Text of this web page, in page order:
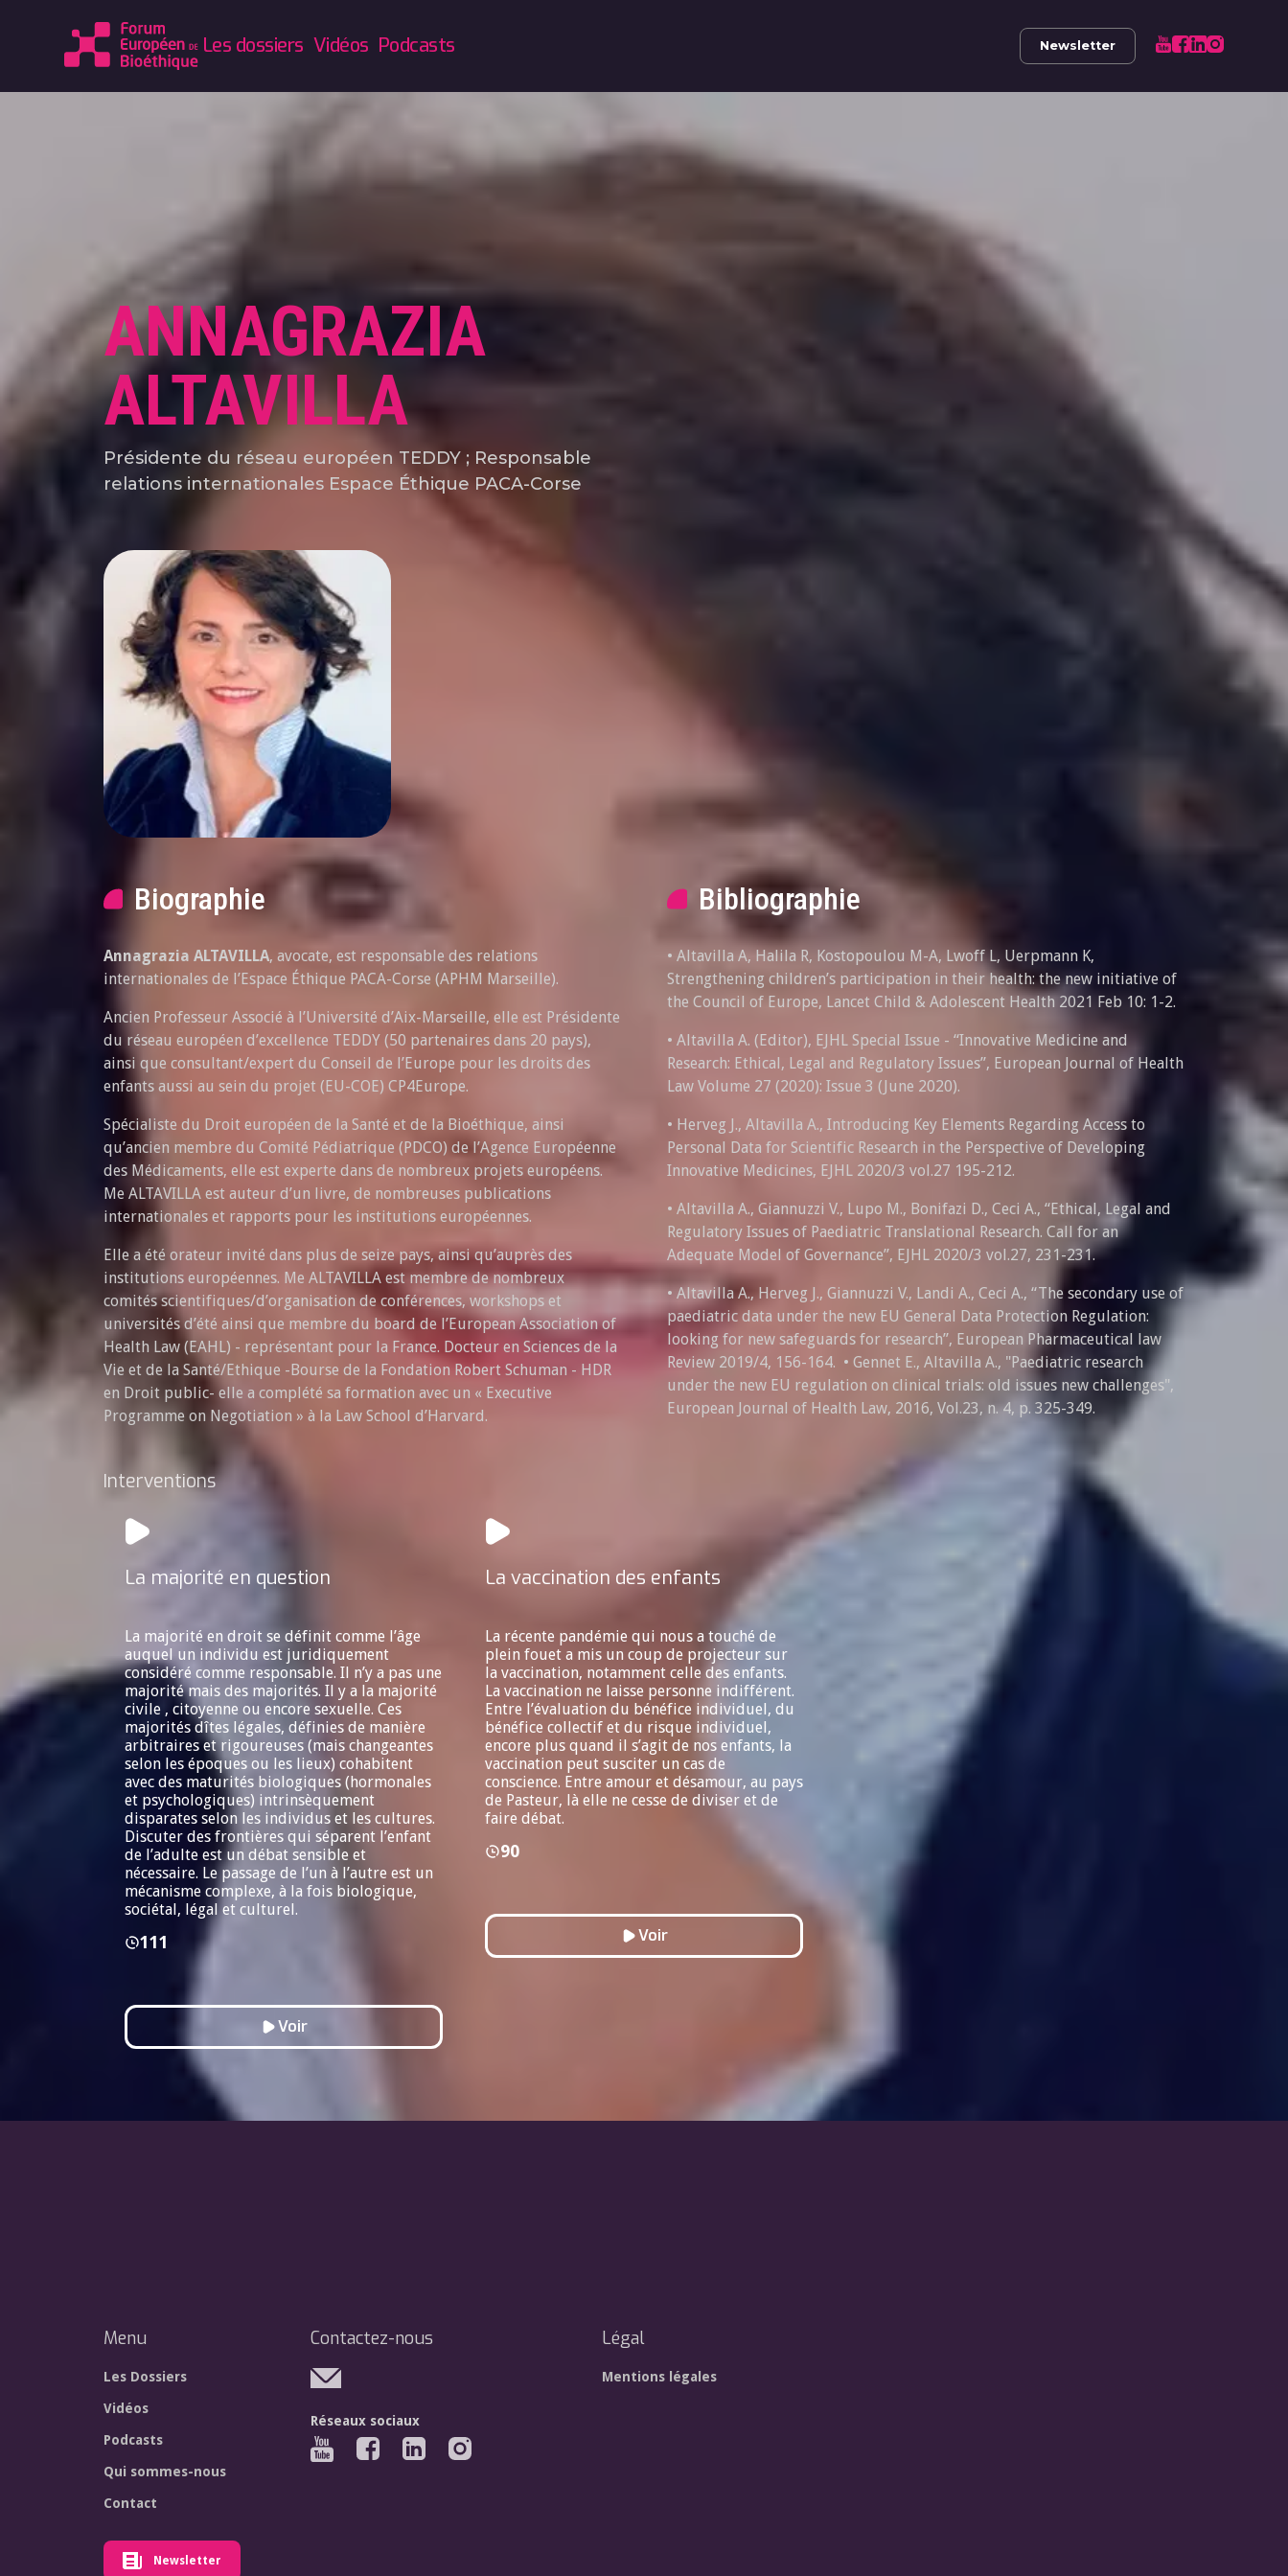
Les dossiers Vidéos Podcasts Newsletter
ANNAGRAZIA
ALTAVILLA
Présidente du réseau européen TEDDY ; Responsable
relations internationales Espace Éthique PACA-Corse
Biographie
Annagrazia ALTAVILLA, avocate, est responsable des relations
internationales de l’Espace Éthique PACA-Corse (APHM Marseille).
Ancien Professeur Associé à l’Université d’Aix-Marseille, elle est Présidente
du réseau européen d’excellence TEDDY (50 partenaires dans 20 pays),
ainsi que consultant/expert du Conseil de l’Europe pour les droits des
enfants aussi au sein du projet (EU-COE) CP4Europe.
Spécialiste du Droit européen de la Santé et de la Bioéthique, ainsi
qu’ancien membre du Comité Pédiatrique (PDCO) de l’Agence Européenne
des Médicaments, elle est experte dans de nombreux projets européens.
Me ALTAVILLA est auteur d’un livre, de nombreuses publications
internationales et rapports pour les institutions européennes.
Elle a été orateur invité dans plus de seize pays, ainsi qu’auprès des
institutions européennes. Me ALTAVILLA est membre de nombreux
comités scientifiques/d’organisation de conférences, workshops et
universités d’été ainsi que membre du board de l’European Association of
Health Law (EAHL) - représentant pour la France. Docteur en Sciences de la
Vie et de la Santé/Ethique -Bourse de la Fondation Robert Schuman - HDR
en Droit public- elle a complété sa formation avec un « Executive
Programme on Negotiation » à la Law School d’Harvard.
Bibliographie
• Altavilla A, Halila R, Kostopoulou M-A, Lwoff L, Uerpmann K,
Strengthening children’s participation in their health: the new initiative of
the Council of Europe, Lancet Child & Adolescent Health 2021 Feb 10: 1-2.
• Altavilla A. (Editor), EJHL Special Issue - “Innovative Medicine and
Research: Ethical, Legal and Regulatory Issues”, European Journal of Health
Law Volume 27 (2020): Issue 3 (June 2020).
• Herveg J., Altavilla A., Introducing Key Elements Regarding Access to
Personal Data for Scientific Research in the Perspective of Developing
Innovative Medicines, EJHL 2020/3 vol.27 195-212.
• Altavilla A., Giannuzzi V., Lupo M., Bonifazi D., Ceci A., “Ethical, Legal and
Regulatory Issues of Paediatric Translational Research. Call for an
Adequate Model of Governance”, EJHL 2020/3 vol.27, 231-231.
• Altavilla A., Herveg J., Giannuzzi V., Landi A., Ceci A., “The secondary use of
paediatric data under the new EU General Data Protection Regulation:
looking for new safeguards for research”, European Pharmaceutical law
Review 2019/4, 156-164. • Gennet E., Altavilla A., "Paediatric research
under the new EU regulation on clinical trials: old issues new challenges",
European Journal of Health Law, 2016, Vol.23, n. 4, p. 325-349.
Interventions
La majorité en question
La majorité en droit se définit comme l’âge
auquel un individu est juridiquement
considéré comme responsable. Il n’y a pas une
majorité mais des majorités. Il y a la majorité
civile , citoyenne ou encore sexuelle. Ces
majorités dîtes légales, définies de manière
arbitraires et rigoureuses (mais changeantes
selon les époques ou les lieux) cohabitent
avec des maturités biologiques (hormonales
et psychologiques) intrinsèquement
disparates selon les individus et les cultures.
Discuter des frontières qui séparent l’enfant
de l’adulte est un débat sensible et
nécessaire. Le passage de l’un à l’autre est un
mécanisme complexe, à la fois biologique,
sociétal, légal et culturel.
111
Voir
La vaccination des enfants
La récente pandémie qui nous a touché de
plein fouet a mis un coup de projecteur sur
la vaccination, notamment celle des enfants.
La vaccination ne laisse personne indifférent.
Entre l’évaluation du bénéfice individuel, du
bénéfice collectif et du risque individuel,
encore plus quand il s’agit de nos enfants, la
vaccination peut susciter un cas de
conscience. Entre amour et désamour, au pays
de Pasteur, là elle ne cesse de diviser et de
faire débat.
90
Voir
Menu
Les Dossiers
Vidéos
Podcasts
Qui sommes-nous
Contact
Newsletter
Contactez-nous
Réseaux sociaux
Légal
Mentions légales